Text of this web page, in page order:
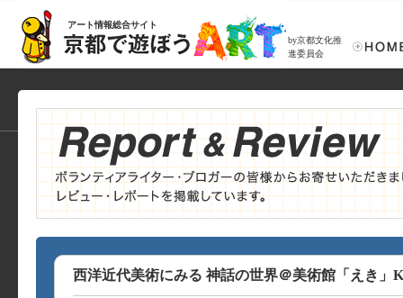
アート情報総合サイト
by京都文化推
進委員会
西洋近代美術にみる 神話の世界＠美術館「えき」